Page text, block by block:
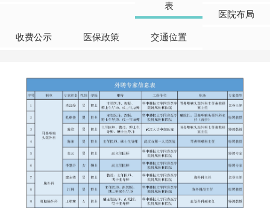
表
医院布局
收费公示 医保政策 交通位置